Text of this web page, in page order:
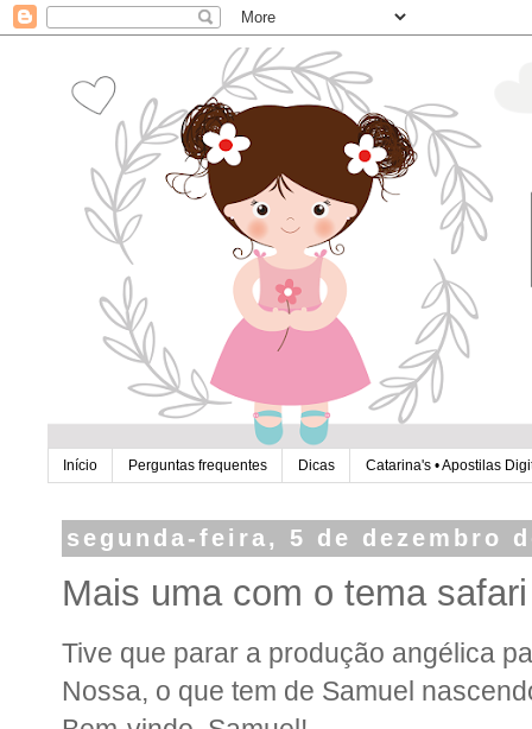
Início Perguntas frequentes Dicas Catarina's • Apostilas
segunda-feira, 5 de dezembro
Mais uma com o tema safari
Tive que parar a produção angélica
Nossa, o que tem de Samuel